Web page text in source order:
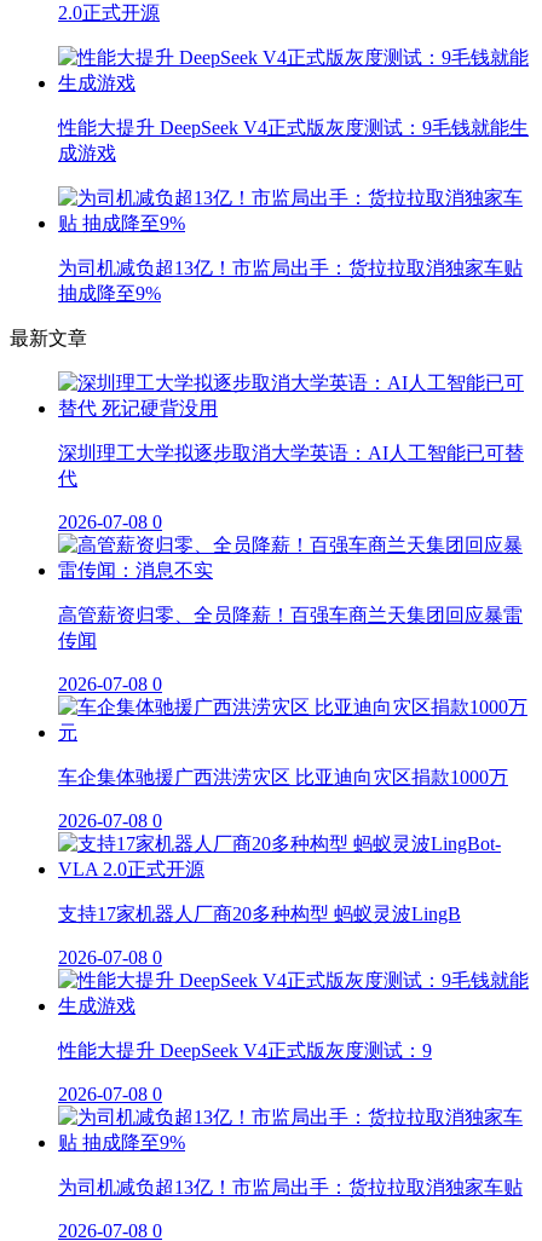
2.0正式开源
性能大提升 DeepSeek V4正式版灰度测试：9毛钱就能生
成游戏
为司机减负超13亿！市监局出手：货拉拉取消独家车贴
抽成降至9%
最新文章
深圳理工大学拟逐步取消大学英语：AI人工智能已可替
代
2026-07-08 0
高管薪资归零、全员降薪！百强车商兰天集团回应暴雷
传闻
2026-07-08 0
车企集体驰援广西洪涝灾区 比亚迪向灾区捐款1000万
2026-07-08 0
支持17家机器人厂商20多种构型 蚂蚁灵波LingB
2026-07-08 0
性能大提升 DeepSeek V4正式版灰度测试：9
2026-07-08 0
为司机减负超13亿！市监局出手：货拉拉取消独家车贴
2026-07-08 0